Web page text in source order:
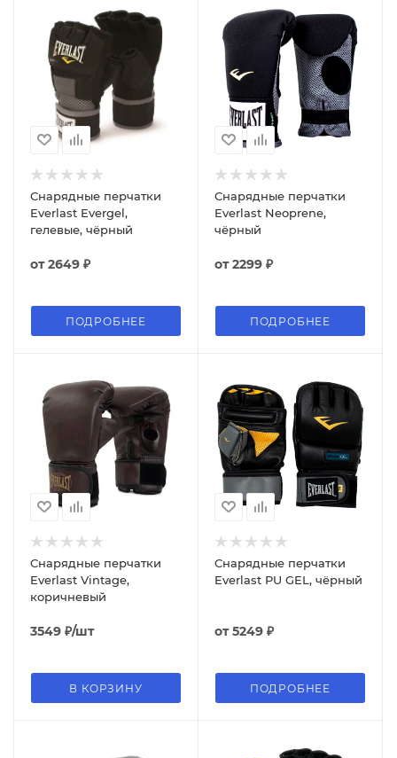
Снарядные перчатки
Everlast Evergel,
гелевые, чёрный
от2649 ₽
ПОДРОБНЕЕ
Снарядные перчатки
Everlast Neoprene,
чёрный
от2299 ₽
ПОДРОБНЕЕ
Снарядные перчатки
Everlast Vintage,
коричневый
3549 ₽/шт
В КОРЗИНУ
Снарядные перчатки
Everlast PU GEL, чёрный
от5249 ₽
ПОДРОБНЕЕ